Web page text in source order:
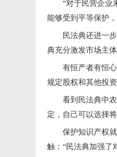
“对于民营企业
能够受到平等保护
民法典还进一
典充分激发市场主
有恒产者有恒
规定股权和其他投
看到民法典中
定，自己可以选择
保护知识产权
触：“民法典加强了